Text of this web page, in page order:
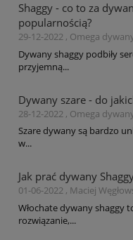
Shaggy - co to za
popularnością?
29-12-2022 , Omega
Dywany shaggy podbiły
przyjemną...
Dywany szare - do
28-12-2022 , Omega
Szare dywany są bardzo
w...
Jak prać dywany
01-06-2022 , Maciej
Włochate dywany shaggy
rozwiązanie,...